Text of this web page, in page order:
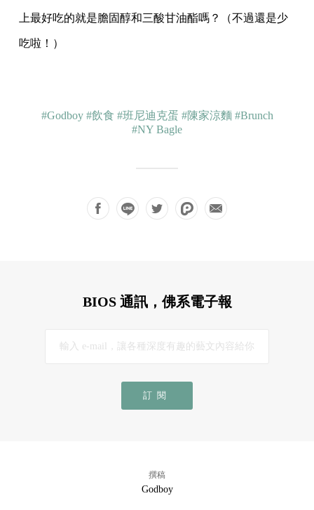
上最好吃的就是膽固醇和三酸甘油酯嗎？（不過還是少
吃啦！）
#Godboy #飲食 #班尼迪克蛋 #陳家涼麵 #Brunch
#NY Bagle
BIOS 通訊，佛系電子報
訂閱
撰稿
Godboy